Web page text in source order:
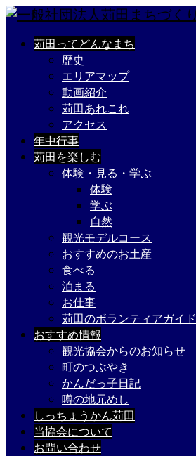
苅田ってどんなまち
歴史
エリアマップ
動画紹介
苅田あれこれ
アクセス
年中行事
苅田を楽しむ
体験・見る・学ぶ
体験
学ぶ
自然
観光モデルコース
おすすめのお土産
食べる
泊まる
お仕事
苅田のボランティアガイド
おすすめ情報
観光協会からのお知らせ
町のつぶやき
かんだっ子日記
噂の地元めし
しっちょうかん苅田
当協会について
お問い合わせ